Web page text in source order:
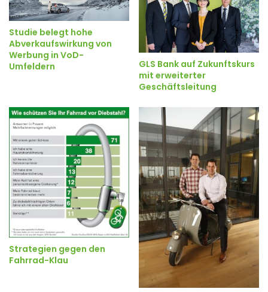
Studie belegt hohe
Abverkaufswirkung von
Werbung in VoD-
Umfeldern
GLS Bank auf Zukunftskurs
mit erweiterter
Geschäftsleitung
Strategien gegen den
Fahrrad-Klau